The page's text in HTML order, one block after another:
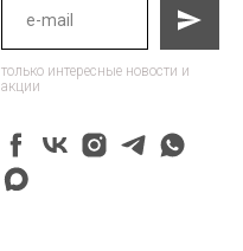
только интересные новости и
акции